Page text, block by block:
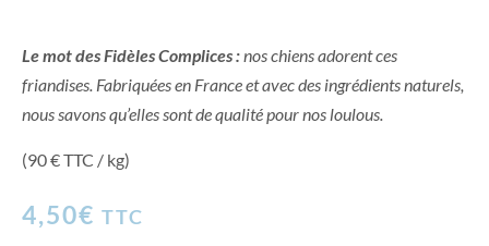
Le mot des Fidèles Complices :nos chiens adorent ces
friandises. Fabriquées en France et avec des ingrédients naturels,
nous savons qu’elles sont de qualité pour nos loulous.
(90 € TTC / kg)
4,50€ TTC